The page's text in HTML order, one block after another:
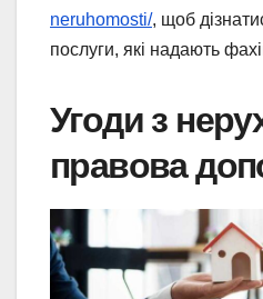
neruhomosti/, щоб
послуги, які надають
Угоди з
правова